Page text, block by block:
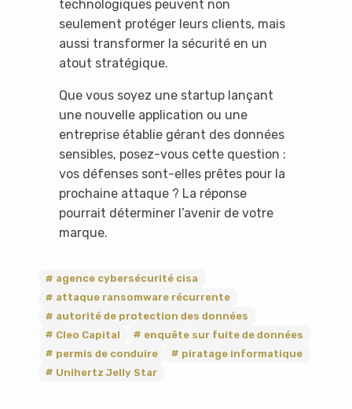
technologiques peuvent non
seulement protéger leurs clients, mais
aussi transformer la sécurité en un
atout stratégique.
Que vous soyez une startup lançant
une nouvelle application ou une
entreprise établie gérant des données
sensibles, posez-vous cette question :
vos défenses sont-elles prêtes pour la
prochaine attaque ? La réponse
pourrait déterminer l’avenir de votre
marque.
agence cybersécurité cisa
attaque ransomware récurrente
autorité de protection des données
Cleo Capital
enquête sur fuite de données
permis de conduire
piratage informatique
Unihertz Jelly Star